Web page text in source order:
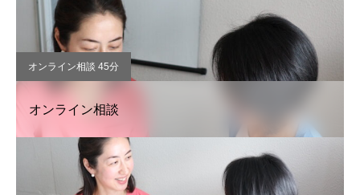
オンライン相談 45分
オンライン相談